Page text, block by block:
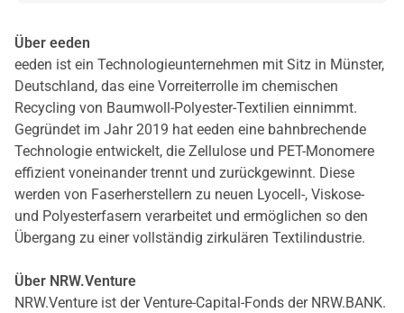
Über eeden
eeden ist ein Technologieunternehmen mit Sitz in Münster,
Deutschland, das eine Vorreiterrolle im chemischen
Recycling von Baumwoll-Polyester-Textilien einnimmt.
Gegründet im Jahr 2019 hat eeden eine bahnbrechende
Technologie entwickelt, die Zellulose und PET-Monomere
effizient voneinander trennt und zurückgewinnt. Diese
werden von Faserherstellern zu neuen Lyocell-, Viskose-
und Polyesterfasern verarbeitet und ermöglichen so den
Übergang zu einer vollständig zirkulären Textilindustrie.
Über NRW.Venture
NRW.Venture ist der Venture-Capital-Fonds der NRW.BANK.